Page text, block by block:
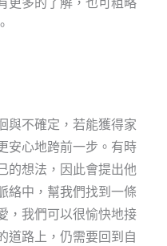
與不確定，若能獲得家
安心地跨前一步。有時
的想法，因此會提出他
絡中，幫我們找到一條
，我們可以很愉快地接
道路上，仍需要回到自